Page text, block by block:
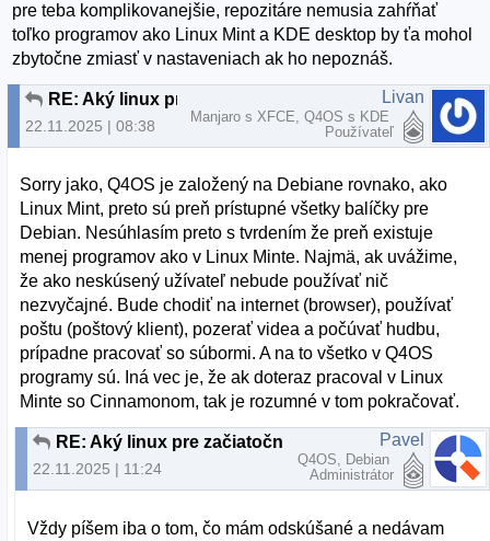
pre teba komplikovanejšie, repozitáre nemusia zahŕňať
toľko programov ako Linux Mint a KDE desktop by ťa mohol
zbytočne zmiasť v nastaveniach ak ho nepoznáš.
RE: Aký linux pre začiatočníka?
22.11.2025 | 08:38
Livan
Manjaro s XFCE, Q4OS s KDE
Používateľ
Sorry jako, Q4OS je založený na Debiane rovnako, ako
Linux Mint, preto sú preň prístupné všetky balíčky pre
Debian. Nesúhlasím preto s tvrdením že preň existuje
menej programov ako v Linux Minte. Najmä, ak uvážime,
že ako neskúsený užívateľ nebude používať nič
nezvyčajné. Bude chodiť na internet (browser), používať
poštu (poštový klient), pozerať videa a počúvať hudbu,
prípadne pracovať so súbormi. A na to všetko v Q4OS
programy sú. Iná vec je, že ak doteraz pracoval v Linux
Minte so Cinnamonom, tak je rozumné v tom pokračovať.
22.11.2025 | 11:24
Pavel
Q4OS, Debian
Administrátor
Vždy píšem iba o tom, čo mám odskúšané a nedávam